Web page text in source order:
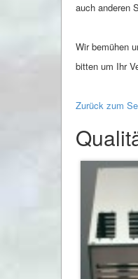
auch anderen
Wir bemühen
bitten um Ihr
Zurück zum